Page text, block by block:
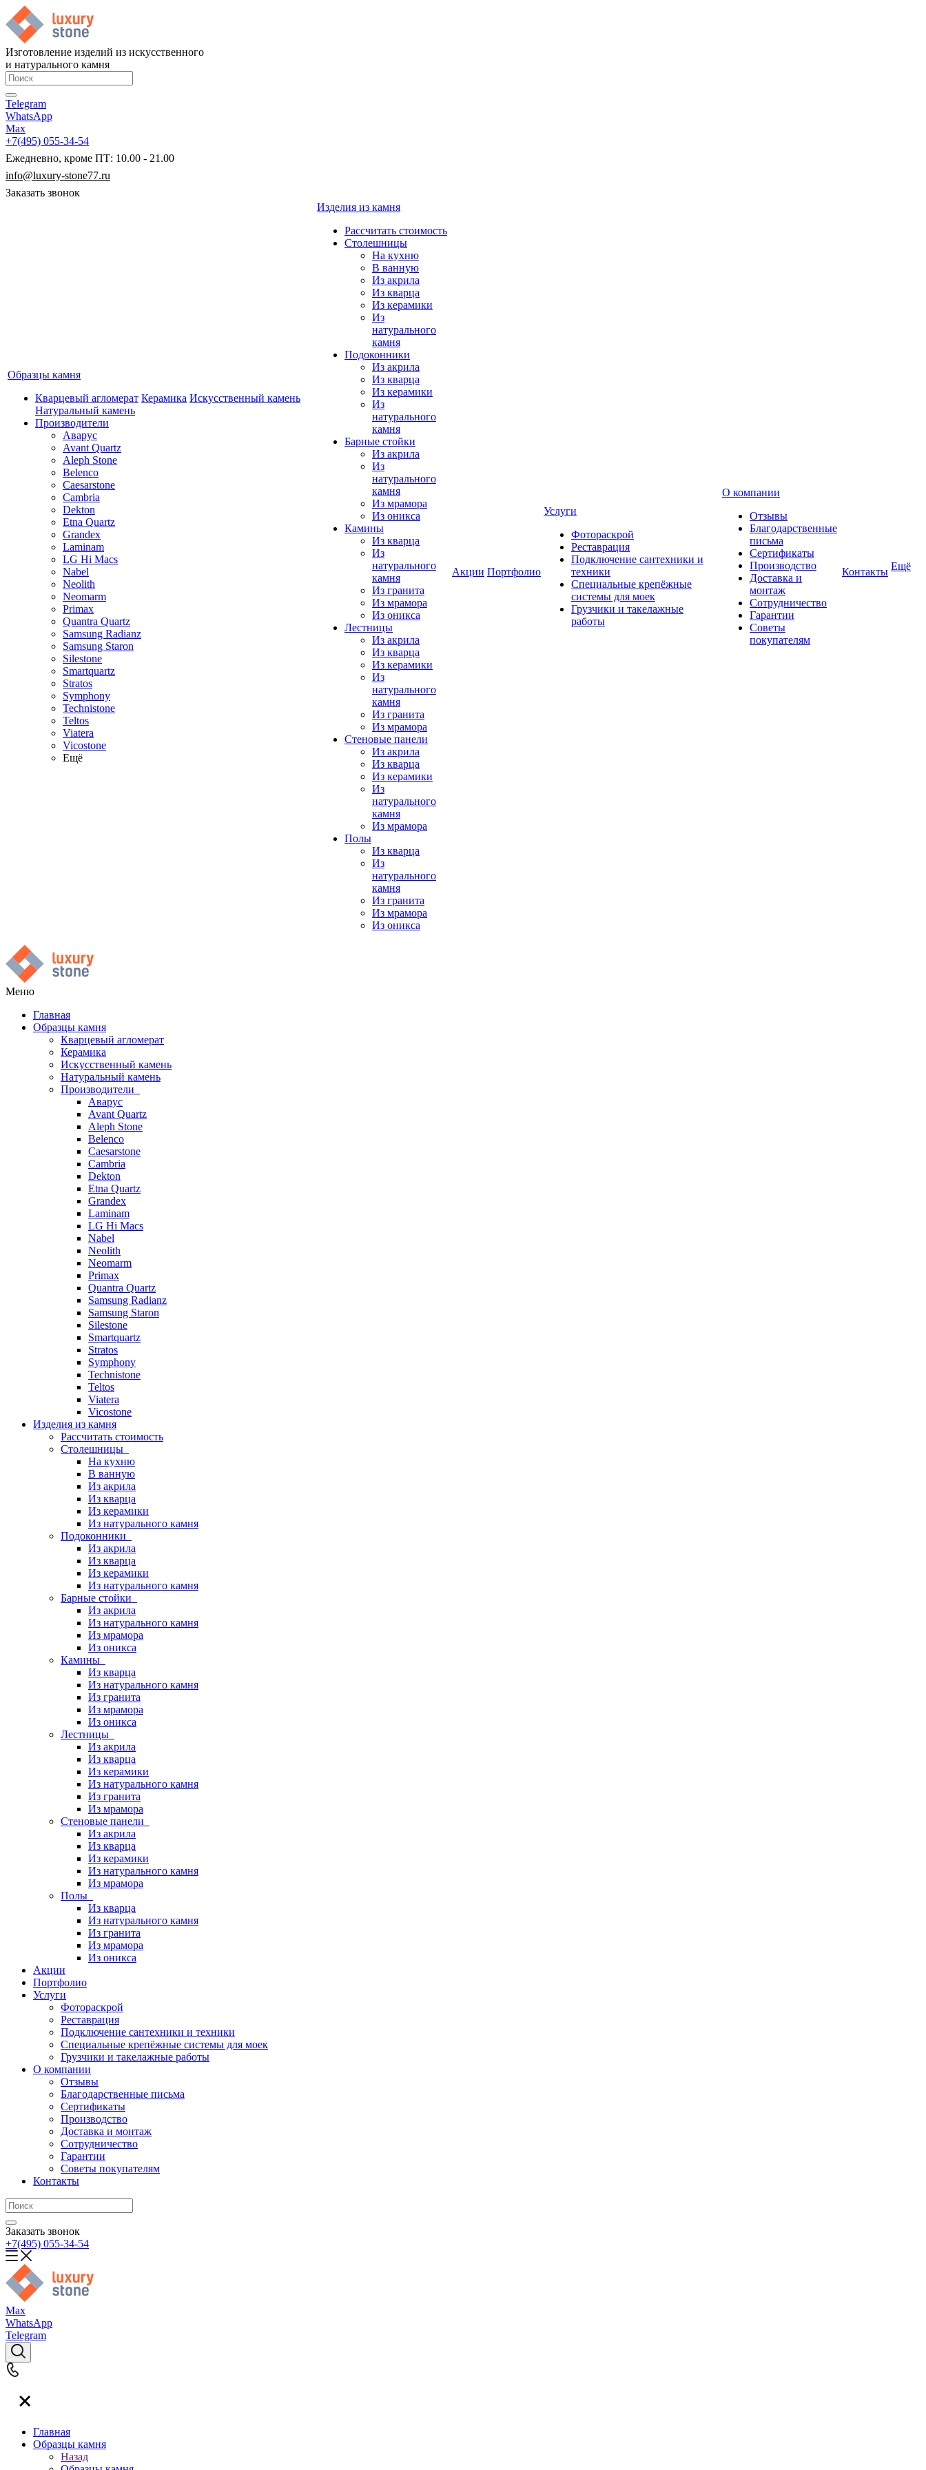
Изготовление изделий из искусственного
и натурального камня
Telegram
WhatsApp
Max
+7(495) 055-34-54
Ежедневно, кроме ПТ: 10.00 - 21.00
info@luxury-stone77.ru
Заказать звонок
Образцы камня
Кварцевый агломерат Керамика Искусственный камень
Натуральный камень
Производители
Аварус
Avant Quartz
Aleph Stone
Belenco
Caesarstone
Cambria
Dekton
Etna Quartz
Grandex
Laminam
LG Hi Macs
Nabel
Neolith
Neomarm
Primax
Quantra Quartz
Samsung Radianz
Samsung Staron
Silestone
Smartquartz
Stratos
Symphony
Technistone
Teltos
Viatera
Vicostone
Ещё
Изделия из камня
Рассчитать стоимость
Столешницы
На кухню
В ванную
Из акрила
Из кварца
Из керамики
Из
натурального
камня
Подоконники
Из акрила
Из кварца
Из керамики
Из
натурального
камня
Барные стойки
Из акрила
Из
натурального
камня
Из мрамора
Из оникса
Камины
Из кварца
Из
натурального
камня
Из гранита
Из мрамора
Из оникса
Лестницы
Из акрила
Из кварца
Из керамики
Из
натурального
камня
Из гранита
Из мрамора
Стеновые панели
Из акрила
Из кварца
Из керамики
Из
натурального
камня
Из мрамора
Полы
Из кварца
Из
натурального
камня
Из гранита
Из мрамора
Из оникса
Акции Портфолио
Услуги
Фотораскрой
Реставрация
Подключение сантехники и
техники
Специальные крепёжные
системы для моек
Грузчики и такелажные
работы
О компании
Отзывы
Благодарственные
письма
Сертификаты
Производство
Доставка и
монтаж
Сотрудничество
Гарантии
Советы
покупателям
Контакты Ещё
Меню
Главная
Образцы камня
Кварцевый агломерат
Керамика
Искусственный камень
Натуральный камень
Производители
Аварус
Avant Quartz
Aleph Stone
Belenco
Caesarstone
Cambria
Dekton
Etna Quartz
Grandex
Laminam
LG Hi Macs
Nabel
Neolith
Neomarm
Primax
Quantra Quartz
Samsung Radianz
Samsung Staron
Silestone
Smartquartz
Stratos
Symphony
Technistone
Teltos
Viatera
Vicostone
Изделия из камня
Рассчитать стоимость
Столешницы
На кухню
В ванную
Из акрила
Из кварца
Из керамики
Из натурального камня
Подоконники
Из акрила
Из кварца
Из керамики
Из натурального камня
Барные стойки
Из акрила
Из натурального камня
Из мрамора
Из оникса
Камины
Из кварца
Из натурального камня
Из гранита
Из мрамора
Из оникса
Лестницы
Из акрила
Из кварца
Из керамики
Из натурального камня
Из гранита
Из мрамора
Стеновые панели
Из акрила
Из кварца
Из керамики
Из натурального камня
Из мрамора
Полы
Из кварца
Из натурального камня
Из гранита
Из мрамора
Из оникса
Акции
Портфолио
Услуги
Фотораскрой
Реставрация
Подключение сантехники и техники
Специальные крепёжные системы для моек
Грузчики и такелажные работы
О компании
Отзывы
Благодарственные письма
Сертификаты
Производство
Доставка и монтаж
Сотрудничество
Гарантии
Советы покупателям
Контакты
Заказать звонок
+7(495) 055-34-54
Max
WhatsApp
Telegram
Главная
Образцы камня
Назад